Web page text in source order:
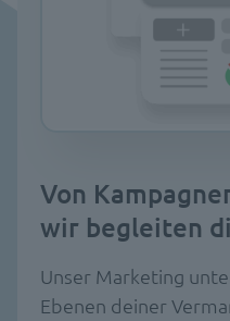
Von
wir begleiten
Unser Marketing
Ebenen deiner